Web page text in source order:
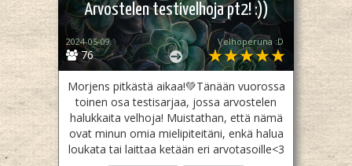
Arvostelen testivelhoja pt2! :))
76
2024-05-09 Velhoperuna :D
Morjens pitkästä aikaa!💚Tänään vuorossa
toinen osa testisarjaa, jossa arvostelen
halukkaita velhoja! Muistathan, että nämä
ovat minun omia mielipiteitäni, enkä halua
loukata tai laittaa ketään eri arvotasoille<3